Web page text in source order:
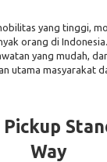
yang tinggi,
orang di
yang mudah,
utama masyarakat
Pickup
Way